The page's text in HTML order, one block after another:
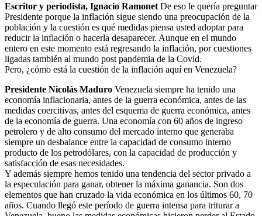
Escritor y periodista, Ignacio Ramonet De eso le quería preguntar
Presidente porque la inflación sigue siendo una preocupación de la
población y la cuestión es qué medidas piensa usted adoptar para
reducir la inflación o hacerla desaparecer. Aunque en el mundo
entero en este momento está regresando la inflación, por cuestiones
ligadas también al mundo post pandemia de la Covid.
Pero, ¿cómo está la cuestión de la inflación aquí en Venezuela?
Presidente Nicolás Maduro Venezuela siempre ha tenido una
economía inflacionaria, antes de la guerra económica, antes de las
medidas coercitivas, antes del esquema de guerra económica, antes
de la economía de guerra. Una economía con 60 años de ingreso
petrolero y de alto consumo del mercado interno que generaba
siempre un desbalance entre la capacidad de consumo interno
producto de los petrodólares, con la capacidad de producción y
satisfacción de esas necesidades.
Y además siempre hemos tenido una tendencia del sector privado a
la especulación para ganar, obtener la máxima ganancia. Son dos
elementos que han cruzado la vida económica en los últimos 60, 70
años. Cuando llegó este período de guerra intensa para triturar a